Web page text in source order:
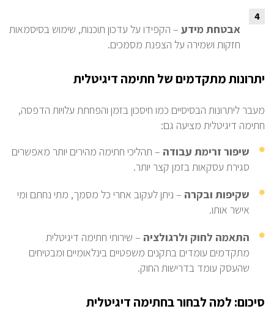
4
אבטחת מידע – הקפידו על עדכון תוכנות, שימוש בסיסמאות
חזקות ושמירה על הצפנת מסמכים.
יתרונות מתקדמים של חתימה דיגיטלית
מעבר ליתרונות הבסיסיים כמו חיסכון בזמן והפחתת עלויות הדפסה,
חתימה דיגיטלית מציעה גם:
שיפור זרימת עבודה – תהליכי חתימה מהירים יותר מאפשרים
סגירת עסקאות בזמן קצר יותר.
שקיפות ובקרה – ניתן לעקוב אחרי כל מסמך, מתי נחתם ומי
אישר אותו.
התאמה לחוק ולרגולציה – שירותי חתימה דיגיטלית
מתקדמים עומדים בתקנים משפטיים בינלאומיים ומבטיחים
שהעסק עומד בדרישות החוק.
סיכום: למה לבחור בחתימה דיגיטלית